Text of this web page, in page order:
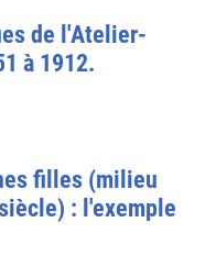
de l'Atelier-
à 1912.
filles (milieu
: l'exemple